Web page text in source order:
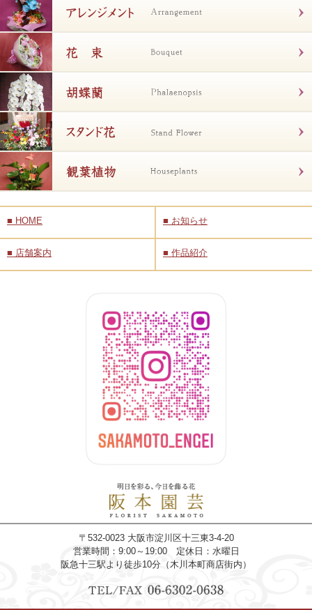
■ HOME ■ お知らせ
■ 店舗案内 ■ 作品紹介
〒532-0023 大阪市淀川区十三東3-4-20
営業時間：9:00～19:00 定休日：水曜日
阪急十三駅より徒歩10分（木川本町商店街内）